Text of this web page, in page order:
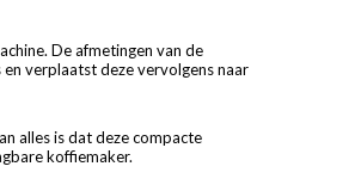
De afmetingen van de
verplaatst deze vervolgens naar
alles is dat deze compacte
koffiemaker.